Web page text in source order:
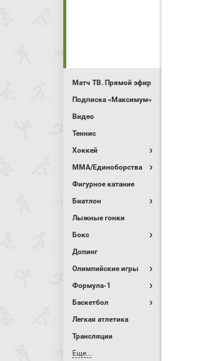
Матч ТВ. Прямой эфир
Подписка «Максимум»
Видео
Теннис
Хоккей
MMA/Единоборства
Фигурное катание
Биатлон
Лыжные гонки
Бокс
Допинг
Олимпийские игры
Формула-1
Баскетбол
Легкая атлетика
Трансляции
Еще...